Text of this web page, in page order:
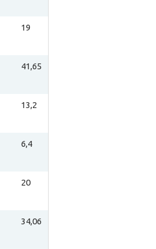
19
41,65
13,2
6,4
20
34,06